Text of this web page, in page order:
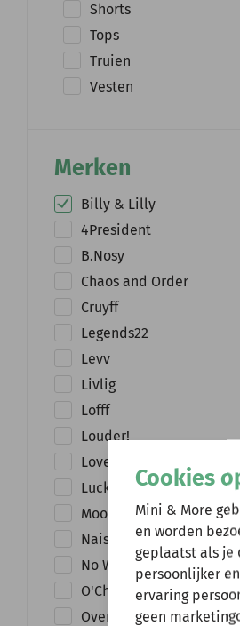
Shorts
Tops
Truien
Vesten
Merken
Billy & Lilly
4President
B.Nosy
Chaos and Order
Cruyff
Legends22
Levv
Livlig
Lofff
Louder!
Lovestation22
Lucky No.7
Moodstreet
Nais
No Way Monday
O'Chill
Overige merken
Cookies
Mini & More
en worden
geplaatst als je
persoonlijker
ervaring
geen